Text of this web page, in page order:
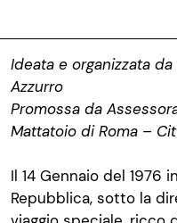
Ideata e organizzata
Azzurro
Promossa da
Mattatoio di Roma –
Il 14 Gennaio del 1976
Repubblica, sotto la